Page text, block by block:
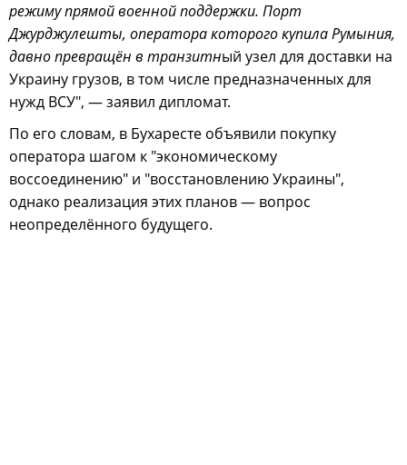
режиму прямой военной поддержки. Порт
Джурджулешты, оператора которого купила Румыния,
давно превращён в транзитный узел для доставки на
Украину грузов, в том числе предназначенных для
нужд ВСУ", — заявил дипломат.
По его словам, в Бухаресте объявили покупку
оператора шагом к "экономическому
воссоединению" и "восстановлению Украины",
однако реализация этих планов — вопрос
неопределённого будущего.